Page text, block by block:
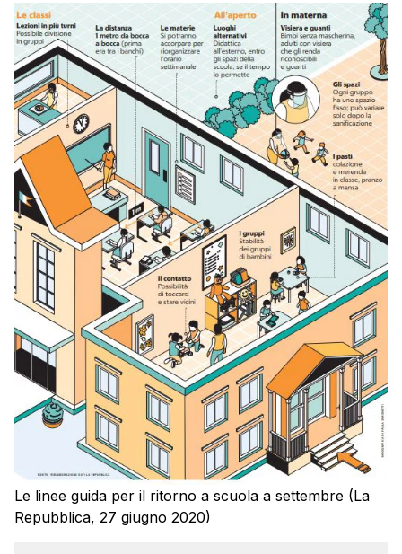
Le linee guida per il ritorno a scuola a settembre (La
Repubblica, 27 giugno 2020)